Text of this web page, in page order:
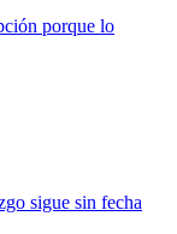
porque lo